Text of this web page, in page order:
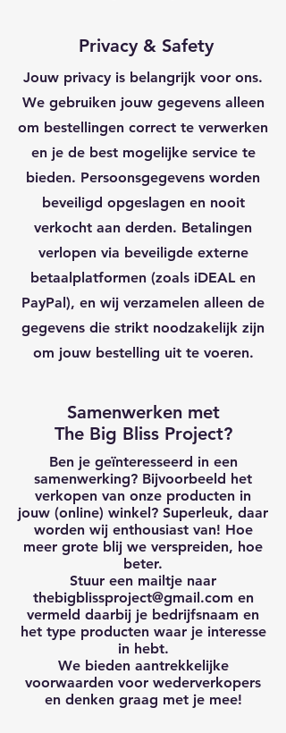
Privacy & Safety
Jouw privacy is belangrijk voor ons.
We gebruiken jouw gegevens alleen
om bestellingen correct te verwerken
en je de best mogelijke service te
bieden. Persoonsgegevens worden
beveiligd opgeslagen en nooit
verkocht aan derden. Betalingen
verlopen via beveiligde externe
betaalplatformen (zoals iDEAL en
PayPal), en wij verzamelen alleen de
gegevens die strikt noodzakelijk zijn
om jouw bestelling uit te voeren.
Samenwerken met
The Big Bliss Project?
Ben je geïnteresseerd in een
samenwerking? Bijvoorbeeld het
verkopen van onze producten in
jouw (online) winkel? Superleuk, daar
worden wij enthousiast van! Hoe
meer grote blij we verspreiden, hoe
beter.
Stuur een mailtje naar
thebigblissproject@gmail.com en
vermeld daarbij je bedrijfsnaam en
het type producten waar je interesse
in hebt.
We bieden aantrekkelijke
voorwaarden voor wederverkopers
en denken graag met je mee!